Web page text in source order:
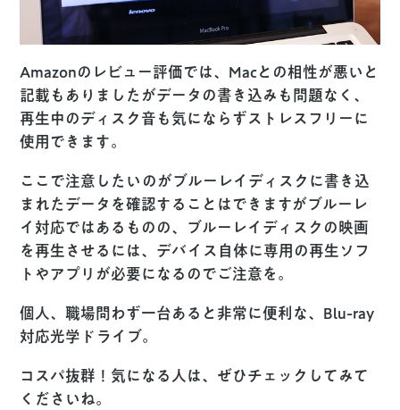
Amazonのレビュー評価では、Macとの相性が悪いと
記載もありましたがデータの書き込みも問題なく、
再生中のディスク音も気にならずストレスフリーに
使用できます。
ここで注意したいのがブルーレイディスクに書き込
まれたデータを確認することはできますがブルーレ
イ対応ではあるものの、ブルーレイディスクの映画
を再生させるには、デバイス自体に専用の再生ソフ
トやアプリが必要になるのでご注意を。
個人、職場問わず一台あると非常に便利な、Blu-ray
対応光学ドライブ。
コスパ抜群！気になる人は、ぜひチェックしてみて
くださいね。